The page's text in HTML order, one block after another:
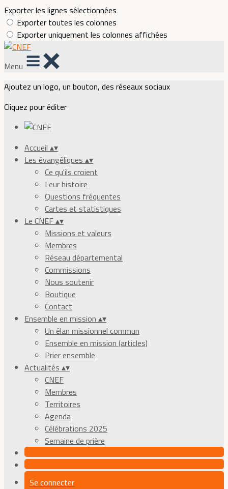
Exporter les lignes sélectionnées
Exporter toutes les colonnes
Exporter uniquement les colonnes affichées
Menu
Ajoutez un logo, un bouton, des réseaux sociaux
Cliquez pour éditer
Accueil ▴▾
Les évangéliques ▴▾
Ce qu'ils croient
Leur histoire
Questions fréquentes
Cartes et statistiques
Le CNEF▴▾
Missions et valeurs
Membres
Réseau départemental
Commissions
Nous soutenir
Boutique
Contact
Ensemble en mission ▴▾
Un élan missionnel commun
Ensemble en mission (articles)
Prier ensemble
Actualités ▴▾
CNEF
Membres
Territoires
Agenda
Célébrations 2025
Semaine de prière
Se connecter